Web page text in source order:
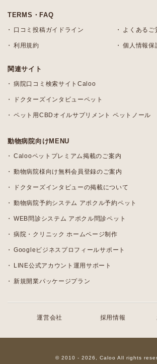
TERMS・FAQ
口コミ投稿ガイドライン よくあるご
利用規約 個人情報保
関連サイト
病院口コミ検索サイトCaloo
ドクターズインタビューペット
ペット用CBDオイルサプリメント ペットノール
動物病院向けMENU
Calooペットプレミアム掲載のご案内
動物病院様向け無料会員登録のご案内
ドクターズインタビューの掲載について
動物病院予約システム アポクル予約ペット
WEB問診システム アポクル問診ペット
病院・クリニック ホームページ制作
Googleビジネスプロフィールサポート
LINE公式アカウント運用サポート
新規開業パッケージプラン
運営会社 採用情報
© 2010 - 2026, Caloo All rights